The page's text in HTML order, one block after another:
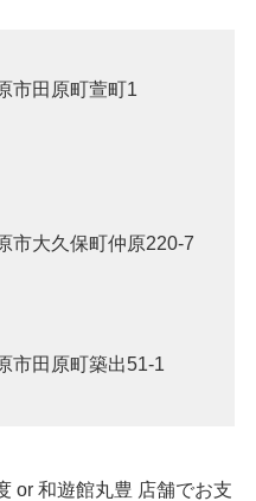
市田原町萱町1
市大久保町仲原220-7
市田原町築出51-1
or 和遊館丸豊 店舗でお支